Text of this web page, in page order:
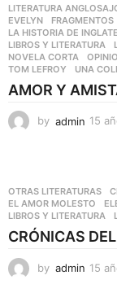
LITERATURA
EVELYN
,FRAGMENTOS
LA HISTORIA DE
LIBROS Y LITERATURA
,
NOVELA CORTA
,
TOM LEFROY
,UNA
AMOR Y
by admin 15
OTRAS LITERATURAS
EL AMOR MOLESTO
,
LIBROS Y LITERATURA
,
CRÓNICAS
by admin 15